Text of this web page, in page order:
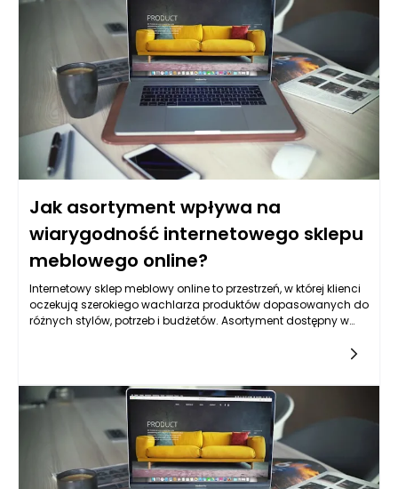
Jak asortyment wpływa na
wiarygodność internetowego sklepu
meblowego online?
Internetowy sklep meblowy online to przestrzeń, w której klienci
oczekują szerokiego wachlarza produktów dopasowanych do
różnych stylów, potrzeb i budżetów. Asortyment dostępny w
wiarygodności przez potencjalnych klientów. Klienci zwracają
sprawia, że oferta jest często pierwszym czynnikiem
wpływającym na decyzję o zakupie. W chwili, gdy klienci nie
mogą fizycznie dotknąć czy wypróbować produktów,
asortyment staje się pierwszym krokiem do budowania
zaufania. Sklepy, które oferują bogaty wybór kategorii – od sof
i łóżek, poprzez meble dziecięce, aż po elementy dekoracyjne –
są postrzegane jako bardziej profesjonalne i zaufane.